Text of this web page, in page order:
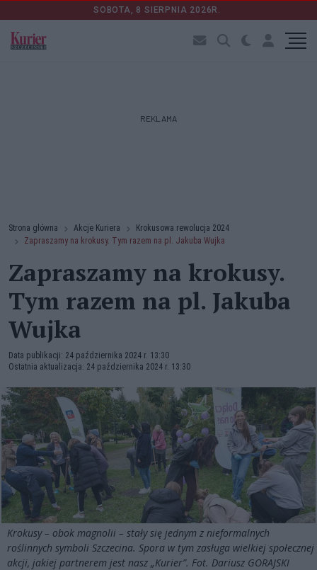
SOBOTA, 8 SIERPNIA 2026R.
REKLAMA
Strona główna Akcje Kuriera
Krokusowa rewolucja 2024
Zapraszamy na krokusy. Tym razem na pl. Jakuba Wujka
Zapraszamy na krokusy.
Tym razem na pl. Jakuba
Wujka
Data publikacji: 24 października 2024 r. 13:30
Ostatnia aktualizacja: 24 października 2024 r. 13:30
Krokusy – obok magnolii – stały się jednym z nieformalnych
roślinnych symboli Szczecina. Spora w tym zasługa wielkiej społecznej
akcji, jakiej partnerem jest nasz „Kurier”. Fot. Dariusz GORAJSKI